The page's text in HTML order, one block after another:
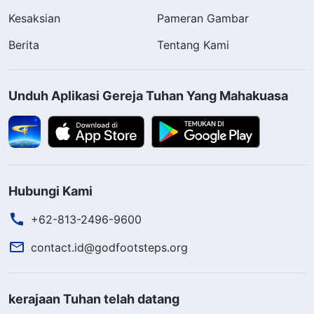
Kesaksian
Pameran Gambar
Berita
Tentang Kami
Unduh Aplikasi Gereja Tuhan Yang Mahakuasa
Hubungi Kami
+62-813-2496-9600
contact.id@godfootsteps.org
kerajaan Tuhan telah datang